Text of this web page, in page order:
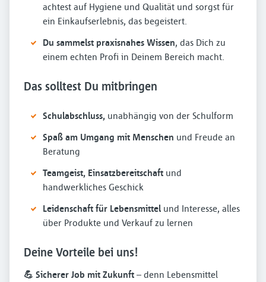
achtest auf Hygiene und Qualität und sorgst für
ein Einkaufserlebnis, das begeistert.
Du sammelst praxisnahes Wissen, das Dich zu
einem echten Profi in Deinem Bereich macht.
Das solltest Du mitbringen
Schulabschluss, unabhängig von der Schulform
Spaß am Umgang mit Menschen und Freude an
Beratung
Teamgeist, Einsatzbereitschaft und
handwerkliches Geschick
Leidenschaft für Lebensmittel und Interesse, alles
über Produkte und Verkauf zu lernen
Deine Vorteile bei uns!
💪 Sicherer Job mit Zukunft – denn Lebensmittel